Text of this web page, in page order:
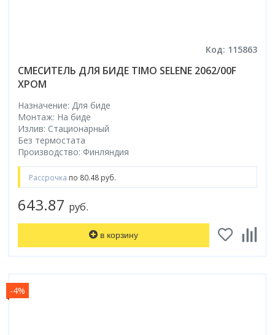
Код: 115863
СМЕСИТЕЛЬ ДЛЯ БИДЕ TIMO SELENE 2062/00F
ХРОМ
Назначение: Для биде
Монтаж: На биде
Излив: Стационарный
Без термостата
Производство: Финляндия
Рассрочка по 80.48 руб.
643.87 руб.
в корзину
-4%